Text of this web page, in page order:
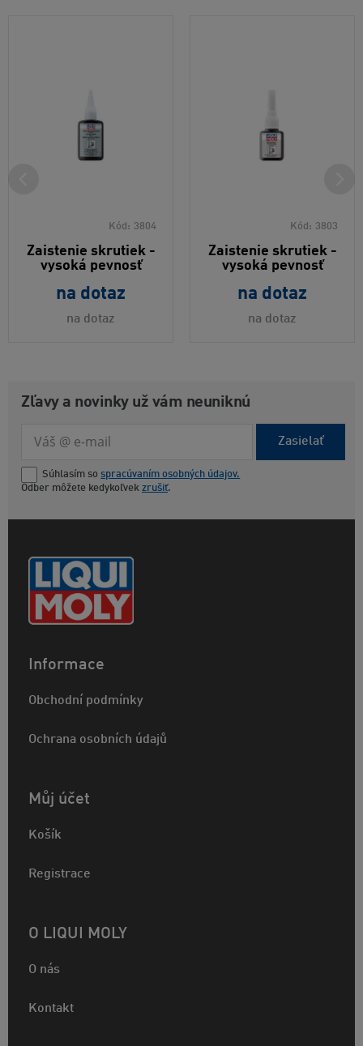
Kód: 3804
Zaistenie skrutiek -
vysoká pevnosť
na dotaz
na dotaz
Kód: 3803
Zaistenie skrutiek -
vysoká pevnosť
na dotaz
na dotaz
Zľavy a novinky už vám neuniknú
Zasielať
Súhlasím so spracúvaním osobných údajov.
Odber môžete kedykoľvek zrušiť.
Informace
Obchodní podmínky
Ochrana osobních údajů
Můj účet
Košík
Registrace
O LIQUI MOLY
O nás
Kontakt